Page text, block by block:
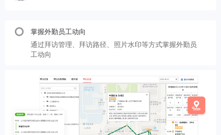
掌握外勤员工动向
通过拜访管理、拜访路径、照片水印等方式掌握外勤员
工动向